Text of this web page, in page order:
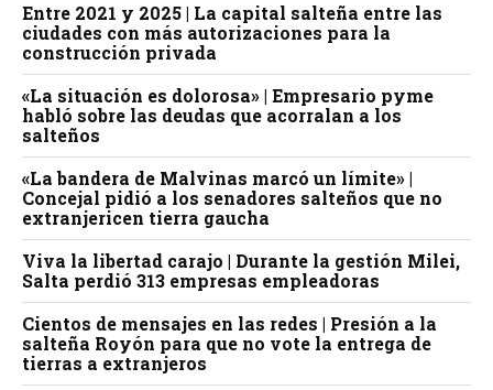
Entre 2021 y 2025 | La capital salteña entre las
ciudades con más autorizaciones para la
construcción privada
«La situación es dolorosa» | Empresario pyme
habló sobre las deudas que acorralan a los
salteños
«La bandera de Malvinas marcó un límite» |
Concejal pidió a los senadores salteños que no
extranjericen tierra gaucha
Viva la libertad carajo | Durante la gestión Milei,
Salta perdió 313 empresas empleadoras
Cientos de mensajes en las redes | Presión a la
salteña Royón para que no vote la entrega de
tierras a extranjeros